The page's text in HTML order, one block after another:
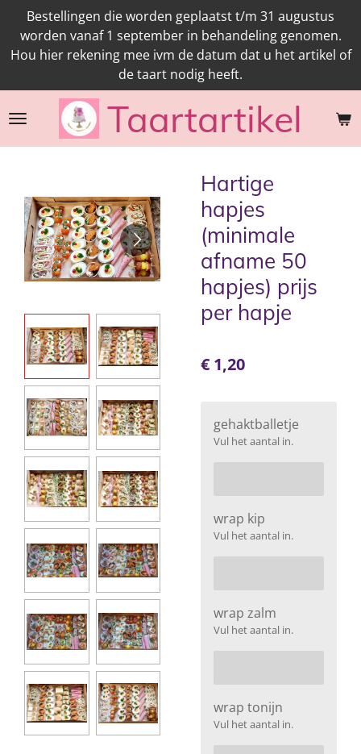
direct
naar
hoofdinhoud
Taartartikel
Bestellingen die worden geplaatst t/m 31 augustus
worden vanaf 1 september in behandeling genomen.
Hou hier rekening mee ivm de datum dat u het artikel of
de taart nodig heeft.
Hartige
hapjes
(minimale
afname 50
hapjes) prijs
per hapje
€ 1,20
gehaktballetje
Vul het aantal in.
wrap kip
Vul het aantal in.
wrap zalm
Vul het aantal in.
wrap tonijn
Vul het aantal in.